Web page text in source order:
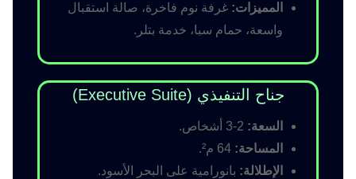
المميزات: غرفة نوم فاخرة، صالة استقبال
واسعة، حمام سبا، خدمة بتلر.
جناح التنفيذي (Executive Suite)
السعة:
المساحة:
الإطلالة: بانورامية على البحر الأسود.